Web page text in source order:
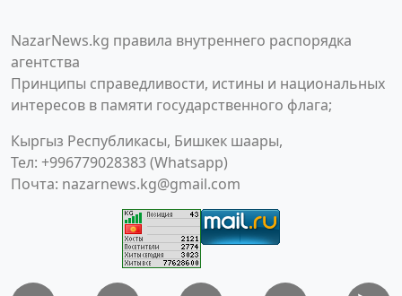
NazarNews.kg правила внутреннего распорядка
агентства
Принципы справедливости, истины и национальных
интересов в памяти государственного флага;
Кыргыз Республикасы, Бишкек шаары,
Тел: +996779028383 (Whatsapp)
Почта: nazarnews.kg@gmail.com